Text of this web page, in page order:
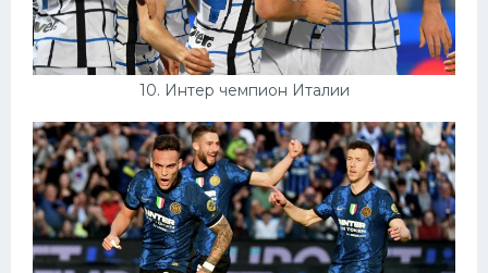
10. Интер чемпион Италии